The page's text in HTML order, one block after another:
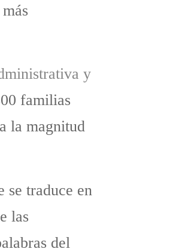
y
familias
la magnitud
se traduce en
las
del